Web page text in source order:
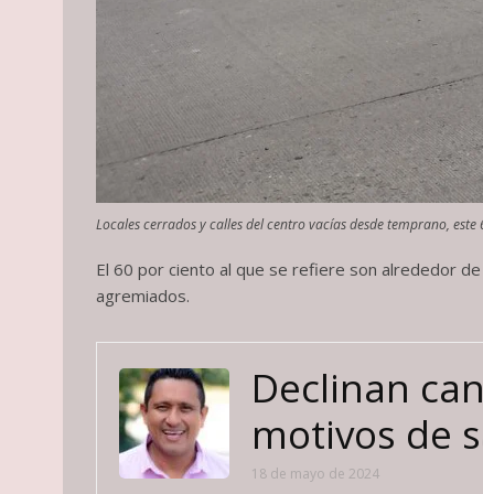
Locales cerrados y calles del centro vacías desde temprano,
El 60 por ciento al que se refiere son alrededor
agremiados.
Declinan
motivos de
18 de mayo de 2024